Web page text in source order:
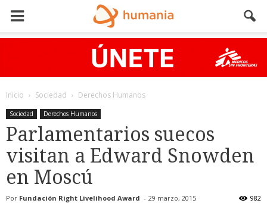
Inicio Sociedad Derechos Humanos
Sociedad Derechos Humanos
Parlamentarios suecos
visitan a Edward Snowden
en Moscú
Por Fundación Right Livelihood Award - 29 marzo, 2015 982